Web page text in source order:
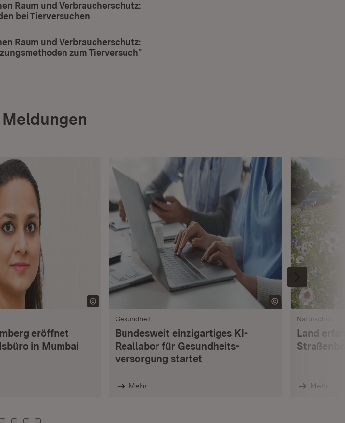
Raum und Verbraucherschutz:
bei Tierversuchen
Raum und Verbraucherschutz:
zum Tierversuch"
eröffnet
in Mumbai
Gesundheit
Bundesweit einzigartiges KI-
Reallabor für Gesundheits­
versorgung startet
Mehr
Naturschutz
Land
Mehr